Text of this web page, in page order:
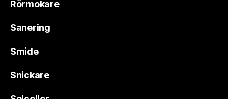
Rörmokare
Sanering
Smide
Snickare